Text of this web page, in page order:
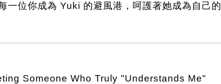
一位你成為 Yuki 的避風港，呵護著她成為自己
Someone Who Truly "Understands Me"